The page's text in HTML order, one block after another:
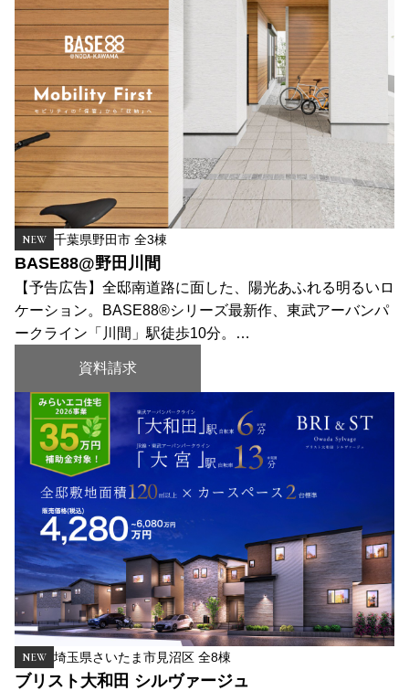
NEW 千葉県野田市 全3棟
BASE88@野田川間
【予告広告】全邸南道路に面した、陽光あふれる明るいロ
ケーション。BASE88®シリーズ最新作、東武アーバンパ
ークライン「川間」駅徒歩10分。…
資料請求
NEW 埼玉県さいたま市見沼区 全8棟
ブリスト大和田 シルヴァージュ